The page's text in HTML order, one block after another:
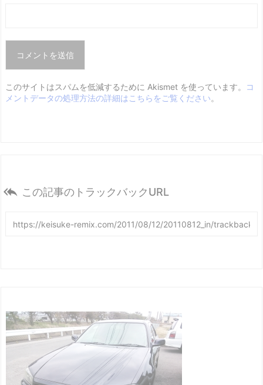
このサイトはスパムを低減するために Akismet を使っています。
コ
メントデータの処理方法の詳細はこちらをご覧ください。
 この記事のトラックバックURL